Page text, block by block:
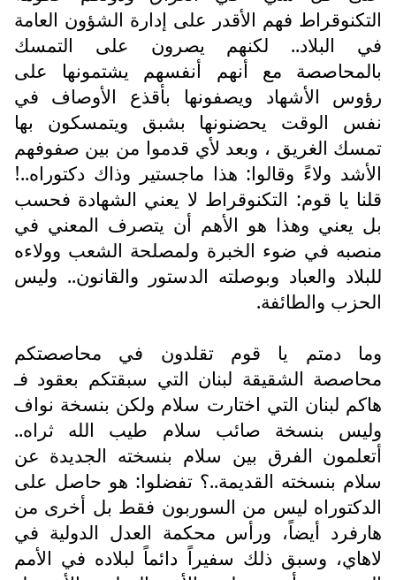
التكنوقراط فهم الأقدر على إدارة الشؤون العامة
في البلاد.. لكنهم يصرون على التمسك
بالمحاصصة مع أنهم أنفسهم يشتمونها على
رؤوس الأشهاد ويصفونها بأقذع الأوصاف في
نفس الوقت يحضنونها بشبق ويتمسكون بها
تمسك الغريق ، وبعد لأي قدموا من بين صفوفهم
الأشد ولاءً وقالوا: هذا ماجستير وذاك دكتوراه..!
قلنا يا قوم: التكنوقراط لا يعني الشهادة فحسب
بل يعني وهذا هو الأهم أن يتصرف المعني في
منصبه في ضوء الخبرة ولمصلحة الشعب وولاءه
للبلاد والعباد وبوصلته الدستور والقانون.. وليس
الحزب والطائفة.
وما دمتم يا قوم تقلدون في محاصصتكم
محاصصة الشقيقة لبنان التي سبقتكم بعقود فـ
هاكم لبنان التي اختارت سلام ولكن بنسخة نواف
وليس بنسخة صائب سلام طيب الله ثراه..
أتعلمون الفرق بين سلام بنسخته الجديدة عن
سلام بنسخته القديمة..؟ تفضلوا: هو حاصل على
الدكتوراه ليس من السوربون فقط بل أخرى من
هارفرد أيضاً، ورأس محكمة العدل الدولية في
لاهاي، وسبق ذلك سفيراً دائماً لبلاده في الأمم